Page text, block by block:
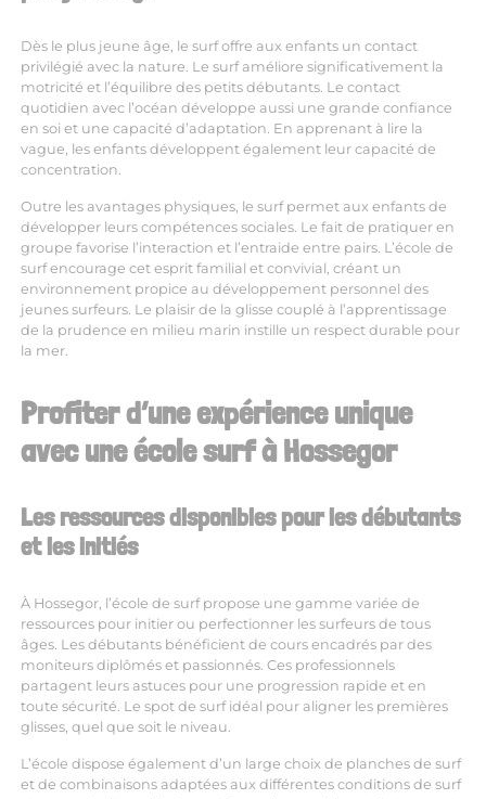
Dès le plus jeune âge, le surf offre aux enfants un contact
privilégié avec la nature. Le surf améliore significativement la
motricité et l’équilibre des petits débutants. Le contact
quotidien avec l’océan développe aussi une grande confiance
en soi et une capacité d’adaptation. En apprenant à lire la
vague, les enfants développent également leur capacité de
concentration.
Outre les avantages physiques, le surf permet aux enfants de
développer leurs compétences sociales. Le fait de pratiquer en
groupe favorise l’interaction et l’entraide entre pairs. L’école de
surf encourage cet esprit familial et convivial, créant un
environnement propice au développement personnel des
jeunes surfeurs. Le plaisir de la glisse couplé à l’apprentissage
de la prudence en milieu marin instille un respect durable pour
la mer.
Profiter d’une expérience unique
avec une école surf à Hossegor
Les ressources disponibles pour les débutants
et les initiés
À Hossegor, l’école de surf propose une gamme variée de
ressources pour initier ou perfectionner les surfeurs de tous
âges. Les débutants bénéficient de cours encadrés par des
moniteurs diplômés et passionnés. Ces professionnels
partagent leurs astuces pour une progression rapide et en
toute sécurité. Le spot de surf idéal pour aligner les premières
glisses, quel que soit le niveau.
L’école dispose également d’un large choix de planches de surf
et de combinaisons adaptées aux différentes conditions de surf